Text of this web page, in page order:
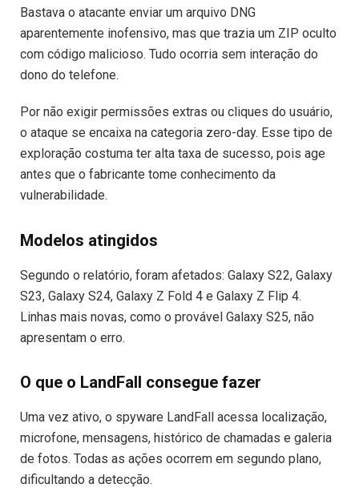
Bastava o atacante enviar um arquivo DNG
aparentemente inofensivo, mas que trazia um ZIP oculto
com código malicioso. Tudo ocorria sem interação do
dono do telefone.
Por não exigir permissões extras ou cliques do usuário,
o ataque se encaixa na categoria zero-day. Esse tipo de
exploração costuma ter alta taxa de sucesso, pois age
antes que o fabricante tome conhecimento da
vulnerabilidade.
Modelos atingidos
Segundo o relatório, foram afetados: Galaxy S22, Galaxy
S23, Galaxy S24, Galaxy Z Fold 4 e Galaxy Z Flip 4.
Linhas mais novas, como o provável Galaxy S25, não
apresentam o erro.
O que o LandFall consegue fazer
Uma vez ativo, o spyware LandFall acessa localização,
microfone, mensagens, histórico de chamadas e galeria
de fotos. Todas as ações ocorrem em segundo plano,
dificultando a detecção.